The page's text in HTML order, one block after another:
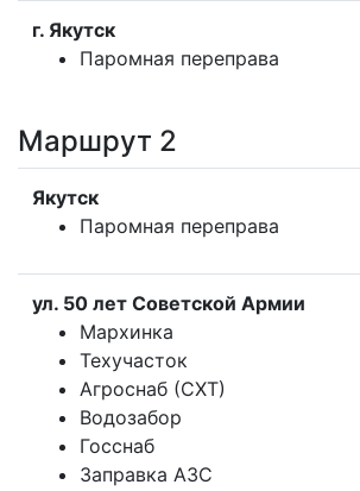
г. Якутск
Паромная переправа
Маршрут 2
Якутск
Паромная переправа
ул. 50 лет Советской Армии
Мархинка
Техучасток
Агроснаб (СХТ)
Водозабор
Госснаб
Заправка АЗС